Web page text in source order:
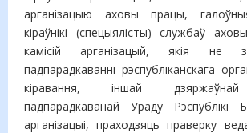
арганізацыю аховы працы,
кіраўнікі (спецыялісты) службаў
камісій арганізацый, якія не
падпарадкаванні рэспубліканскага
кіравання, іншай дзяржаўнай
падпарадкаванай Ураду Рэспублікі
арганізацыі, праходзяць праверку